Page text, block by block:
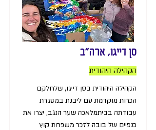
סן דייגו, ארה"ב
הקהילה היהודית
הקהילה היהודית בסן דייגו, שלחלקם
הכרות מוקדמת עם ליבנת במסגרת
עבודתה בביתמלאכה שער הנגב, יצרו את
כנפיים של בובה לזכר משפחת קוץ